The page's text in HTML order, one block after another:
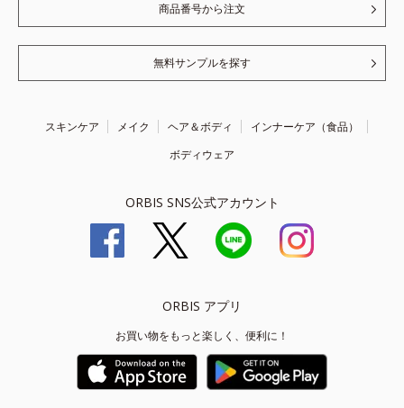
商品番号から注文
無料サンプルを探す
スキンケア メイク ヘア＆ボディ
インナーケア（食品）
ボディウェア
ORBIS SNS公式アカウント
ORBIS アプリ
お買い物をもっと楽しく、便利に！